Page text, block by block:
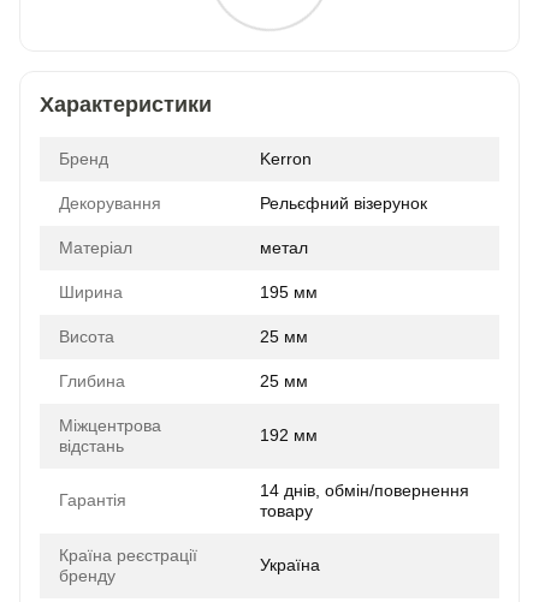
Характеристики
Бренд Kerron
Декорування Рельєфний візерунок
Матеріал метал
Ширина 195 мм
Висота 25 мм
Глибина 25 мм
Міжцентрова
відстань
192 мм
Гарантія
14 днів, обмін/повернення
товару
Країна реєстрації
бренду
Україна